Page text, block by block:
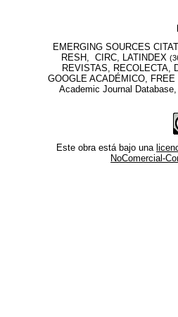
EMERGING SOURCES
RESH, CIRC, LATINDEX
REVISTAS, RECOLECTA,
GOOGLE ACADÉMICO,
Academic Journal
Este obra está bajo una
NoComercial-